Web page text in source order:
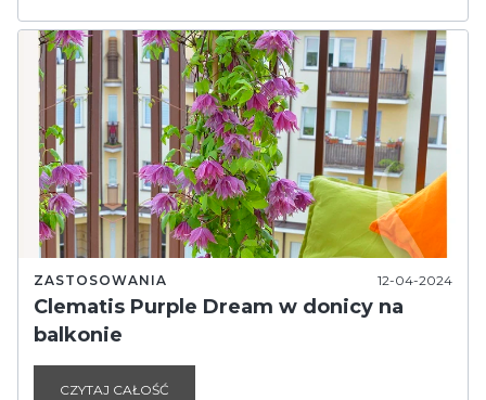
ZASTOSOWANIA 12-04-2024
Clematis Purple Dream w donicy na
balkonie
CZYTAJ CAŁOŚĆ